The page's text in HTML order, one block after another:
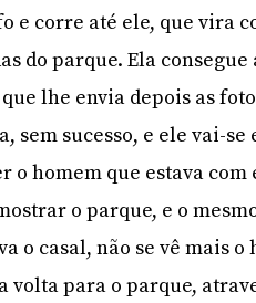
e corre até ele, que vira
do parque. Ela
lhe envia depois as
sem sucesso, e ele vai-
o homem que estava
o parque, e o
o casal, não se vê mais
volta para o parque,